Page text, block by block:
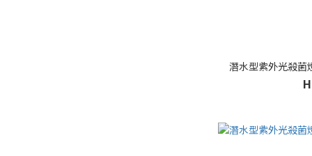
潛水型紫外光殺菌